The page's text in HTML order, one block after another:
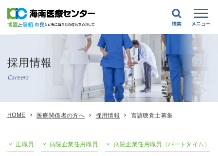
採用情報
Careers
HOME 医療関係者の方へ 採用情報 言語聴覚士募集
正職員 病院企業任用職員 病院企業任用職員（パートタイム）